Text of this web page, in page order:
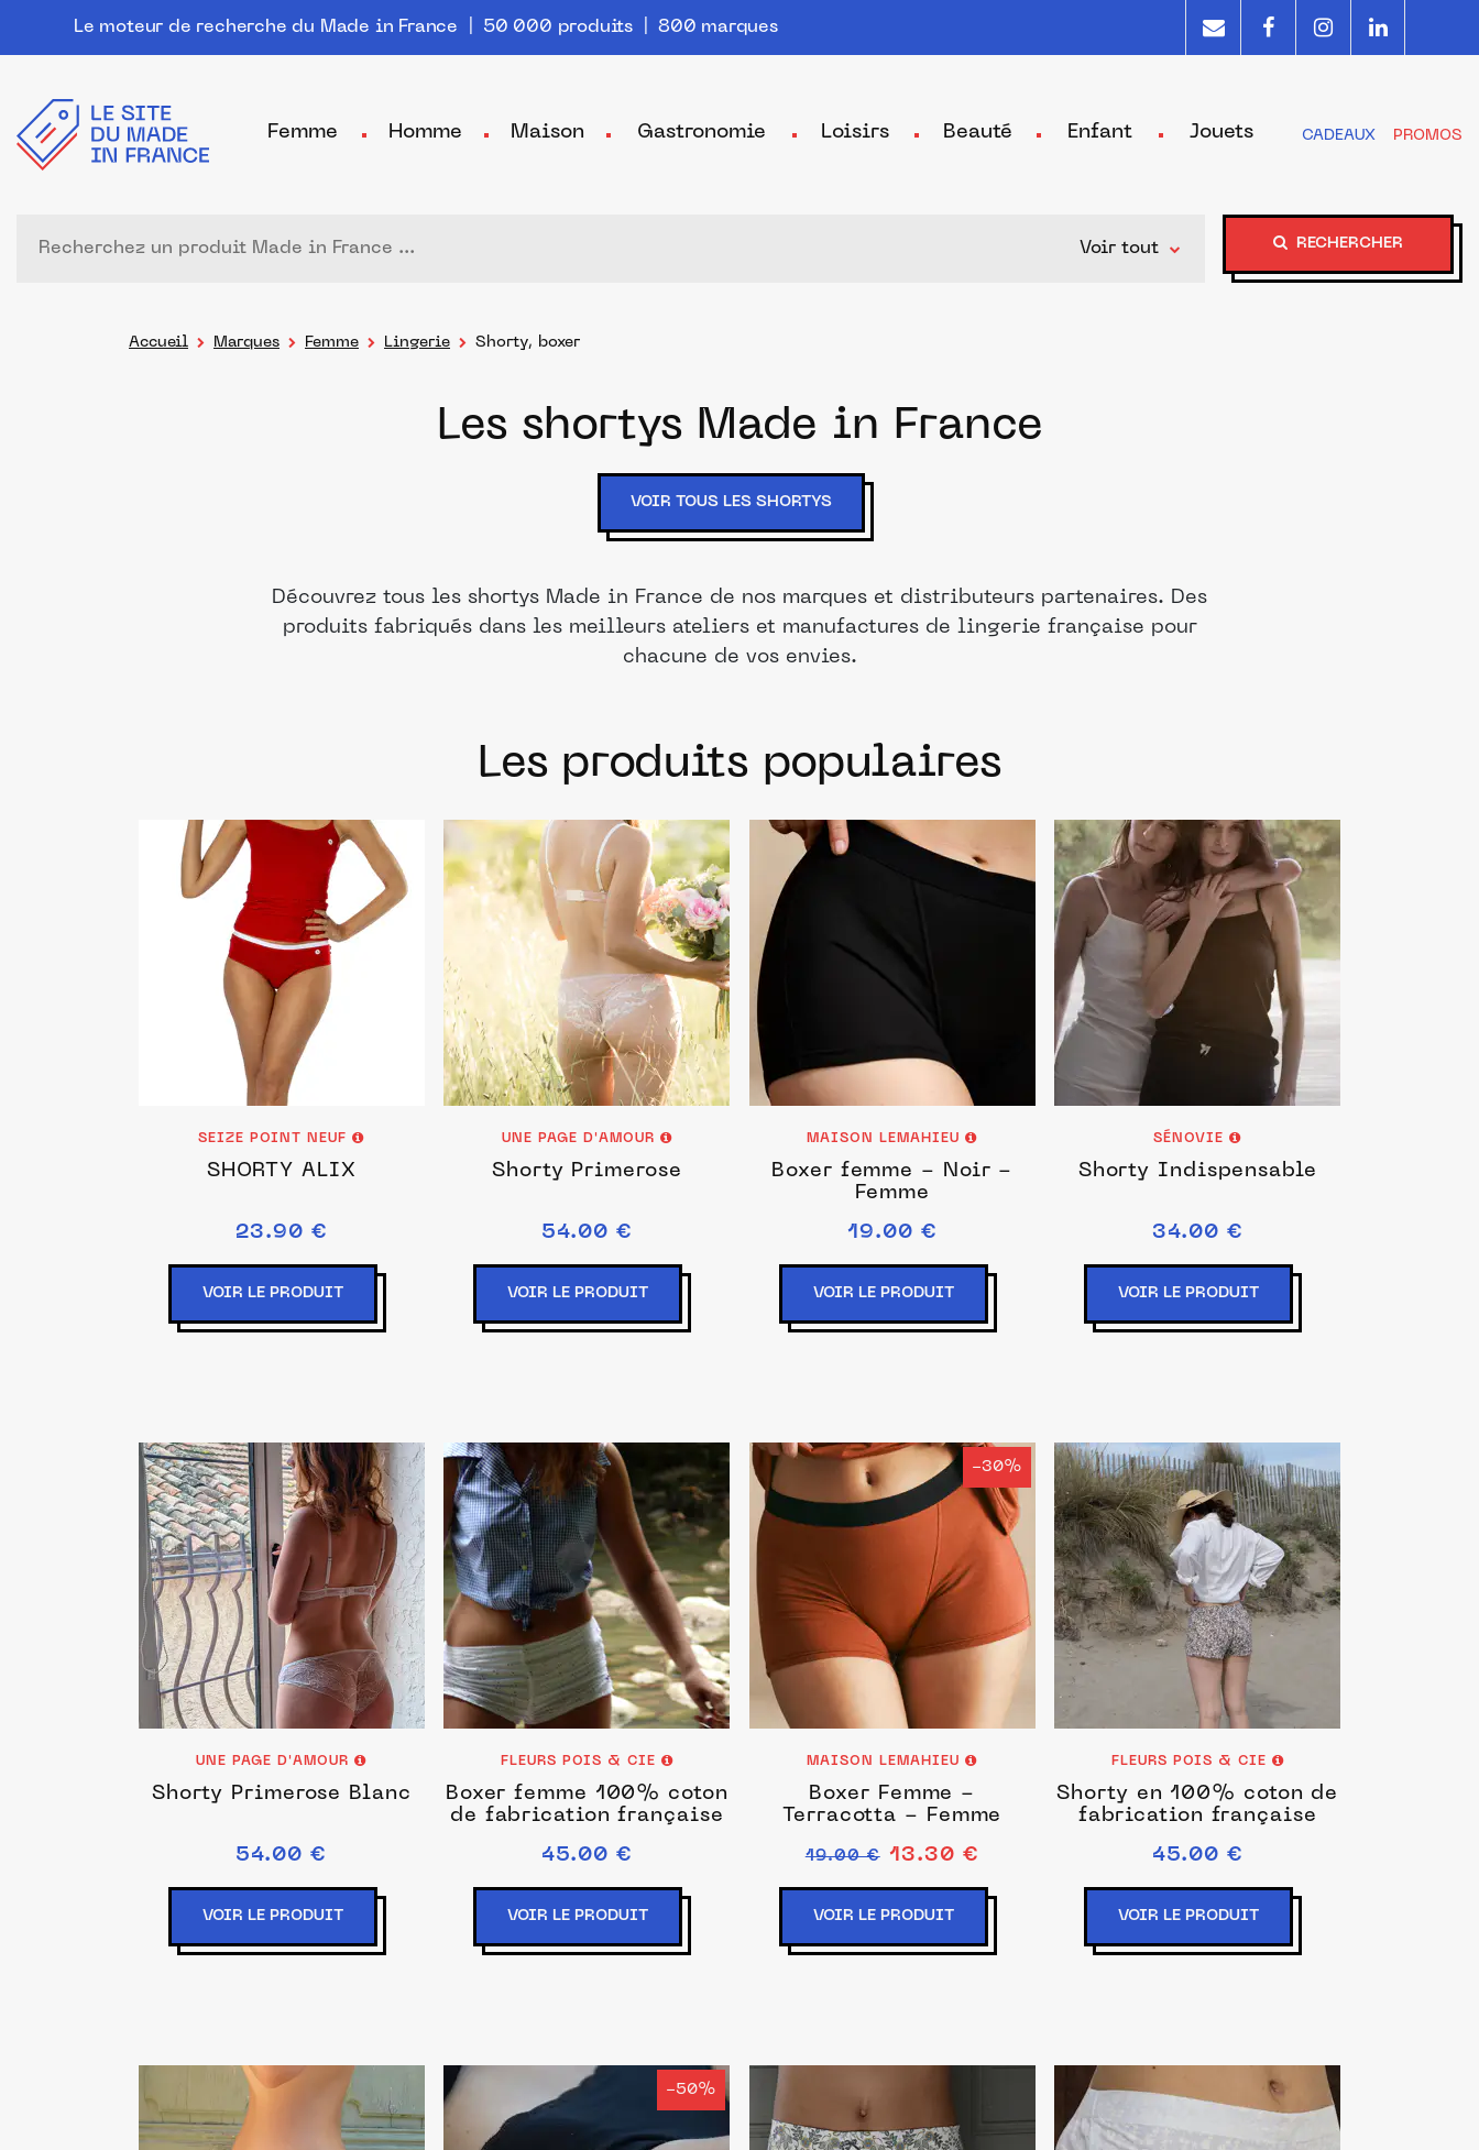
Le moteur de recherche du Made in France | 50 000 produits | 800 marques
Femme Homme Maison Gastronomie Loisirs Beauté Enfant Jouets CADEAUX PROMOS
Voir tout RECHERCHER
Accueil Marques Femme Lingerie Shorty, boxer
Les shortys Made in France
VOIR TOUS LES SHORTYS
Découvrez tous les shortys Made in France de nos marques et distributeurs partenaires. Des
produits fabriqués dans les meilleurs ateliers et manufactures de lingerie française pour
chacune de vos envies.
Les produits populaires
SEIZE POINT NEUF
SHORTY ALIX
23.90 €
VOIR LE PRODUIT
UNE PAGE D'AMOUR
Shorty Primerose
54.00 €
VOIR LE PRODUIT
MAISON LEMAHIEU
Boxer femme - Noir -
Femme
19.00 €
VOIR LE PRODUIT
SÉNOVIE
Shorty Indispensable
34.00 €
VOIR LE PRODUIT
UNE PAGE D'AMOUR
Shorty Primerose Blanc
54.00 €
VOIR LE PRODUIT
FLEURS POIS & CIE
Boxer femme 100% coton
de fabrication française
45.00 €
VOIR LE PRODUIT
-30%
MAISON LEMAHIEU
Boxer Femme -
Terracotta - Femme
19.00 € 13.30 €
VOIR LE PRODUIT
FLEURS POIS & CIE
Shorty en 100% coton de
fabrication française
45.00 €
VOIR LE PRODUIT
-50%